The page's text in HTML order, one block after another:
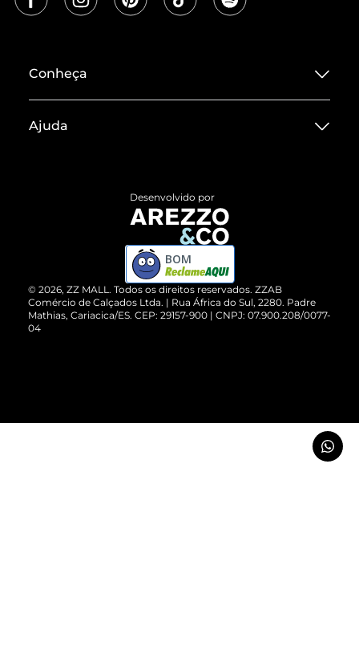
Conheça
Termos de Uso
ZZ MALL é confiável
Cartão Presente
Vendas Corporativas
Ajuda
Devolução do Produto
Compre pelo WhatsApp
© 2026, ZZ MALL. Todos os direitos reservados. ZZAB
Comércio de Calçados Ltda. | Rua África do Sul, 2280. Padre
Mathias, Cariacica/ES. CEP: 29157-900 | CNPJ: 07.900.208/0077-
04
Desenvolvido por
BOM